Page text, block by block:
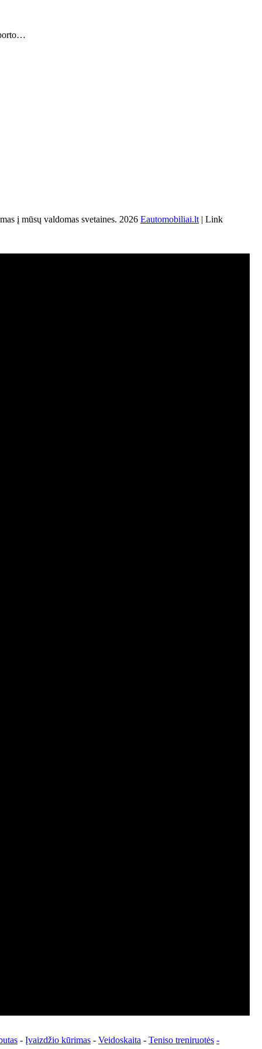
į mūsų valdomas svetaines. 2026 Eautomobiliai.lt | Link
- Įvaizdžio kūrimas - Veidoskaita - Teniso treniruotės -